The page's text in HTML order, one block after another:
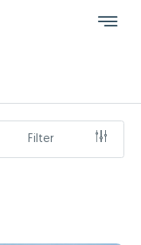
Filter